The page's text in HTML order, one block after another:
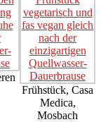
Frühstück, Casa
Medica,
Mosbach